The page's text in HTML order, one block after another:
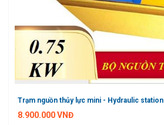
Trạm nguồn thủy lực mini - Hydraulic station
8.900.000 VNĐ